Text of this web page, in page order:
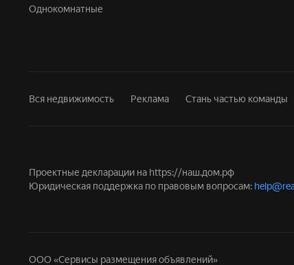
Однокомнатные
Вся недвижимость Реклама Стань частью команды
Проектные декларации на https://наш.дом.рф
Юридическая поддержка по правовым вопросам:
ООО «Сервисы размещения объявлений»